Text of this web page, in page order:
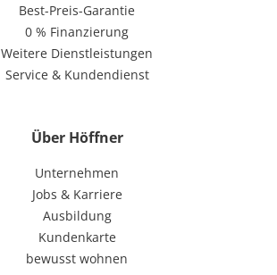
Best-Preis-Garantie
0 % Finanzierung
Weitere Dienstleistungen
Service & Kundendienst
Über Höffner
Unternehmen
Jobs & Karriere
Ausbildung
Kundenkarte
bewusst wohnen